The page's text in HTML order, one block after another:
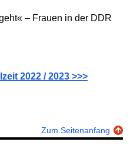
– Frauen in der DDR
2022 / 2023 >>>
Zum Seitenanfang